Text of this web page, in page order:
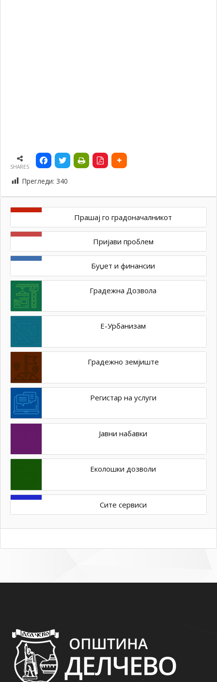
SHARES
Прегледи: 340
Прашај го градоначалникот
Пријави проблем
Буџет и финансии
Градежна Дозвола
Е-Урбанизам
Градежно земјиште
Регистар на услуги
Јавни набавки
Еколошки дозволи
Сите сервиси